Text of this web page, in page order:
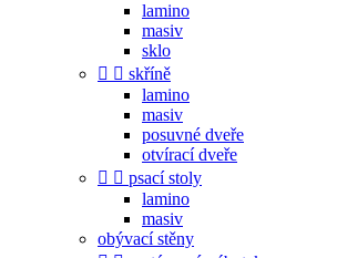
lamino
masiv
sklo
  skříně
lamino
masiv
posuvné dveře
otvírací dveře
  psací stoly
lamino
masiv
obývací stěny